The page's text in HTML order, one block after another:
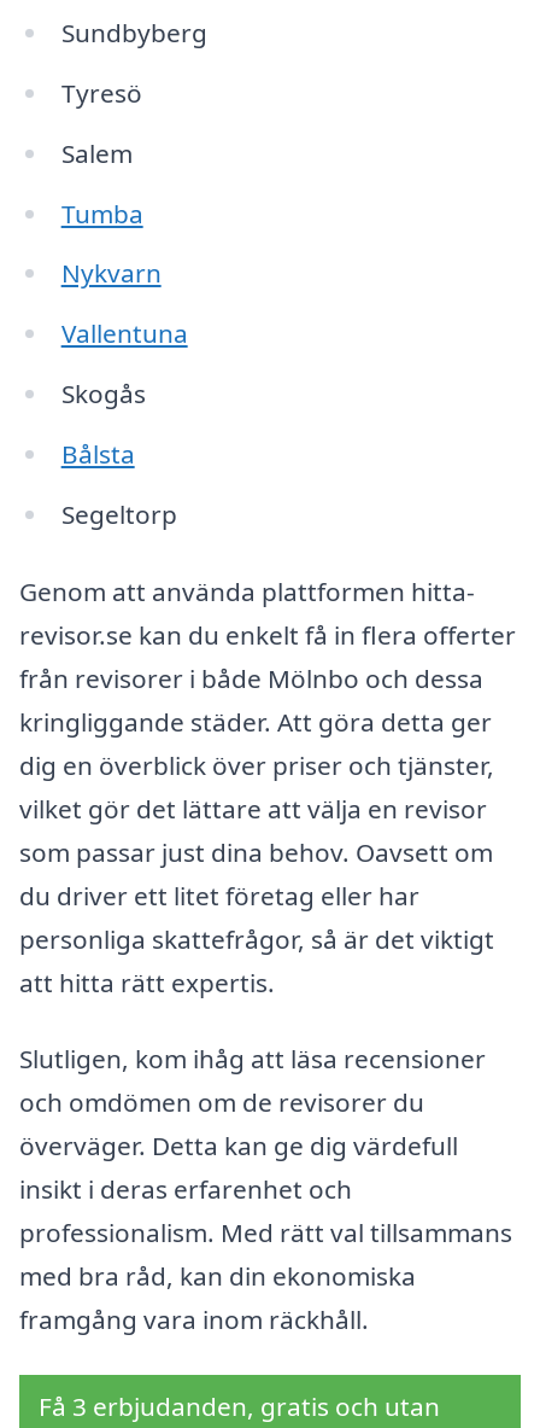
Sundbyberg
Tyresö
Salem
Tumba
Nykvarn
Vallentuna
Skogås
Bålsta
Segeltorp
Genom att använda plattformen hitta-
revisor.se kan du enkelt få in flera offerter
från revisorer i både Mölnbo och dessa
kringliggande städer. Att göra detta ger
dig en överblick över priser och tjänster,
vilket gör det lättare att välja en revisor
som passar just dina behov. Oavsett om
du driver ett litet företag eller har
personliga skattefrågor, så är det viktigt
att hitta rätt expertis.
Slutligen, kom ihåg att läsa recensioner
och omdömen om de revisorer du
överväger. Detta kan ge dig värdefull
insikt i deras erfarenhet och
professionalism. Med rätt val tillsammans
med bra råd, kan din ekonomiska
framgång vara inom räckhåll.
Få 3 erbjudanden, gratis och utan